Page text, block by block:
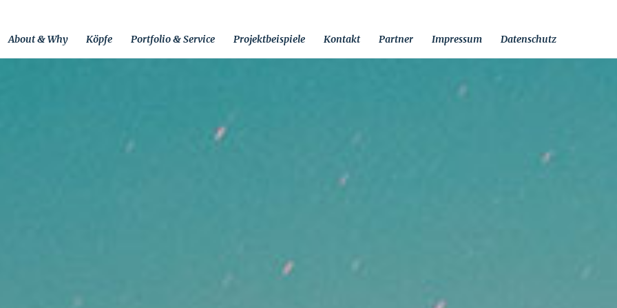
About & Why Köpfe Portfolio & Service Projektbeispiele Kontakt Partner Impressum Datenschutz